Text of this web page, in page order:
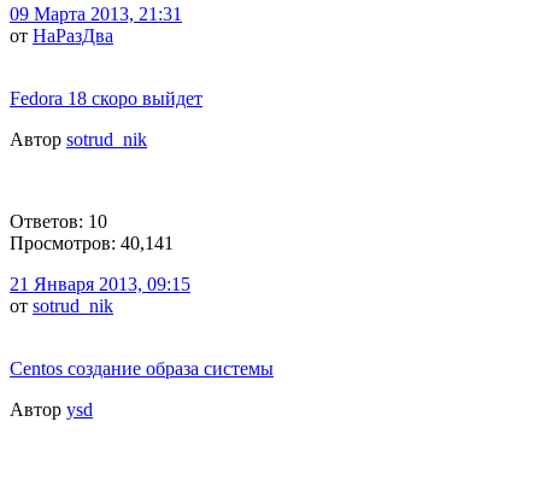
09 Марта 2013, 21:31
от НаРазДва
Fedora 18 скоро выйдет
Автор sotrud_nik
Ответов: 10
Просмотров: 40,141
21 Января 2013, 09:15
от sotrud_nik
Centos создание образа системы
Автор ysd